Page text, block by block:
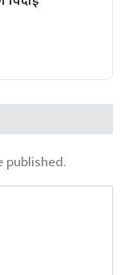
published.